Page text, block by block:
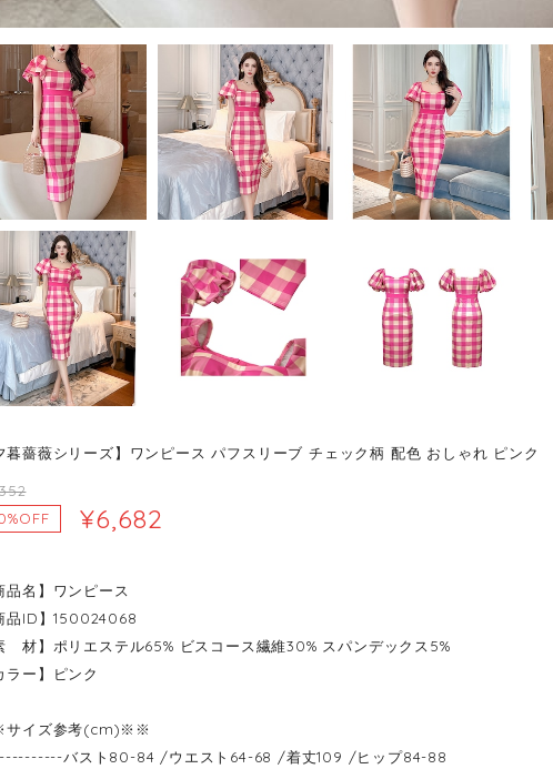
暮薔薇シリーズ】ワンピース パフスリーブ チェック柄 配色 おしゃれ ピンク
¥6,682
品名】ワンピース
品ID】150024068
材】ポリエステル65% ビスコース繊維30% スパンデックス5%
ラー】ピンク
イズ参考(cm)※※
バスト80-84 /ウエスト64-68 /着丈109 /ヒップ84-88